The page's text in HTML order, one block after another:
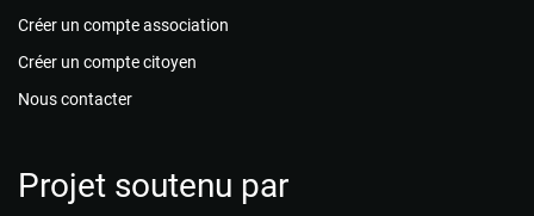
Créer un compte association
Créer un compte citoyen
Nous contacter
Projet soutenu par